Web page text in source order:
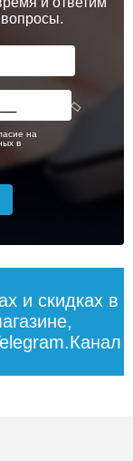
на
в
и скидках в